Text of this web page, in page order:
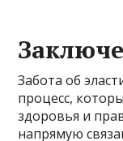
Забота об
процесс,
здоровья и
напрямую